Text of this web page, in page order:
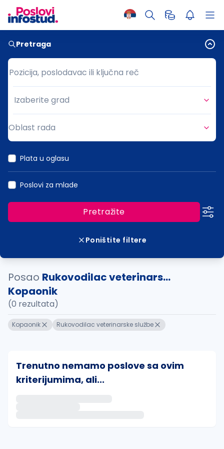
Pretraga
Pozicija, poslodavac ili ključna reč
Pozicija, poslodavac ili ključna reč
Grad
Izaberite grad
Oblast rada
Plata u oglasu
Poslovi za mlade
Pretražite
Poništite filtere
Posao Rukovodilac veterinars...
Kopaonik
(0 rezultata)
Kopaonik Rukovodilac veterinarske službe
Trenutno nemamo poslove sa ovim
kriterijumima, ali...